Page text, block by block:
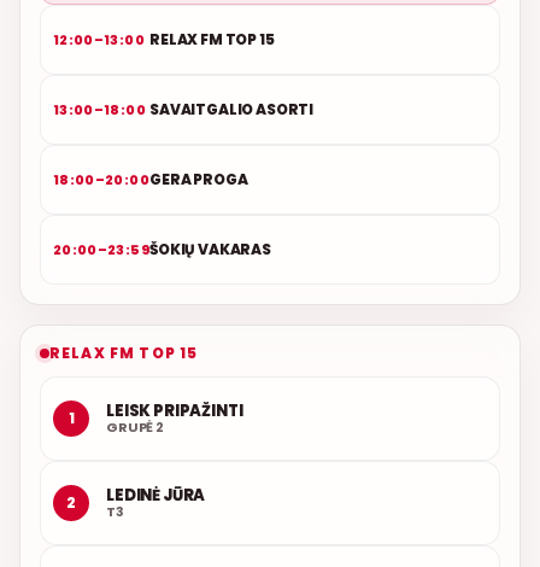
12:00–13:00 RELAX FM TOP 15
13:00–18:00 SAVAITGALIO ASORTI
18:00–20:00GERA PROGA
20:00–23:59ŠOKIŲ VAKARAS
RELAX FM TOP 15
1 LEISK PRIPAŽINTI
GRUPĖ 2
2 LEDINĖ JŪRA
T3